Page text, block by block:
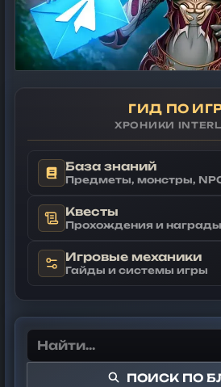
ГИД ПО
ХРОНИКИ
База знаний
Предметы, монстры,
Квесты
Прохождения и награды
Игровые механики
Гайды и системы игры
ПОИСК ПО